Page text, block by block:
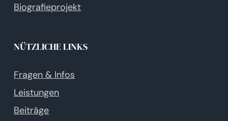
Biografieprojekt
NÜTZLICHE LINKS
Fragen & Infos
Leistungen
Beiträge